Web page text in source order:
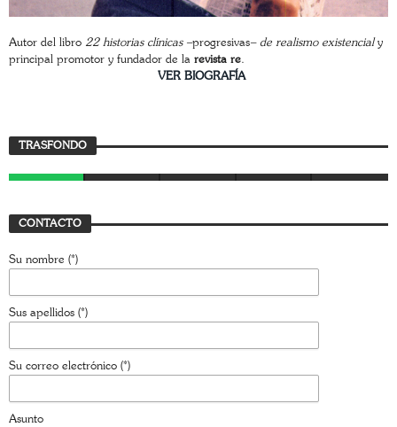
Autor del libro 22 historias clínicas –progresivas– de realismo existencialy
principal promotor y fundador de la revista re.
VER BIOGRAFÍA
TRASFONDO
JAVIER BUSTAMANTE
CONTACTO
Su nombre (*)
Sus apellidos (*)
Su correo electrónico (*)
Asunto